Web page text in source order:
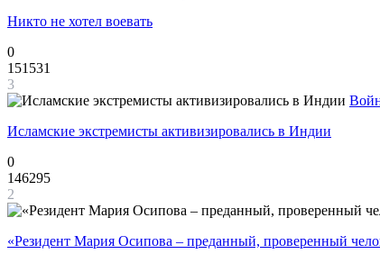
Никто не хотел воевать
0
151531
3
Исламские экстремисты активизировались в Индии
0
146295
2
«Резидент Мария Осипова – преданный, проверенный